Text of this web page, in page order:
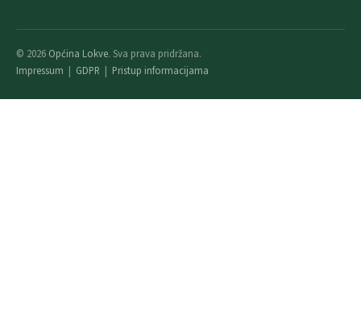
© 2026 Općina Lokve. Sva prava pridržana.
Impressum | GDPR | Pristup informacijama